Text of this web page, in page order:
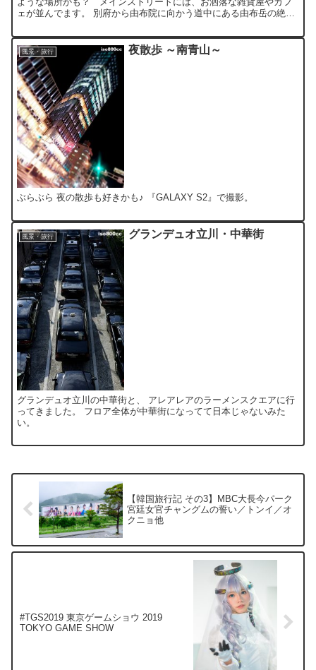
ェが並んでます。 別府から由布院に向かう道中にある由布岳の絶景
風景・旅行 夜散歩 ～南青山～
ぶらぶら 夜の散歩も好きかも♪ 『GALAXY S2』で撮影。
風景・旅行 グランデュオ立川・中華街
グランデュオ立川の中華街と、 アレアレアのラーメンスクエアに行
ってきました。 フロア全体が中華街になってて日本じゃないみた
い。
【韓国旅行記 その3】MBC大長今パーク
宮廷女官チャングムの誓い／トンイ／オ
クニョ他
#TGS2019 東京ゲームショウ 2019
TOKYO GAME SHOW